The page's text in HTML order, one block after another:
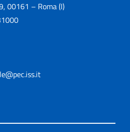
00161 – Roma (I)